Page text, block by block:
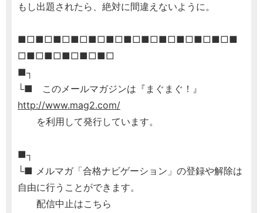
もし出題されたら、絶対に間違えないように。
■□■□■□■□■□■□■□■□■□■□■□■□■
□■□■□■□■□■□
■┐
└■ このメールマガジンは『まぐまぐ！』
http://www.mag2.com/
を利用して発行しています。
■┐
└■ メルマガ「合格ナビゲーション」の登録や解除は
自由に行うことができます。
配信中止はこちら